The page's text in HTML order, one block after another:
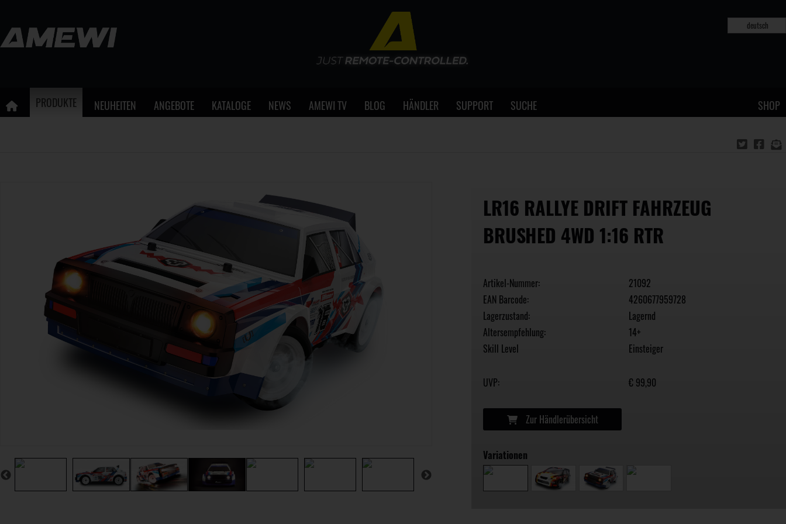
deutsch
PRODUKTE NEUHEITEN ANGEBOTE KATALOGE NEWS AMEWI TV BLOG HÄNDLER SUPPORT SUCHE SHOP
LR16 RALLYE DRIFT FAHRZEUG
BRUSHED 4WD 1:16 RTR
Artikel-Nummer:
21092
EAN Barcode:
4260677959728
Lagerzustand:
Lagernd
Altersempfehlung:
14+
Skill Level
Einsteiger
UVP: € 99,90
Zur Händlerübersicht
Variationen